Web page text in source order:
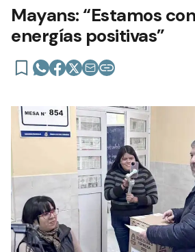
Mayans: “Estamos
energías positivas”